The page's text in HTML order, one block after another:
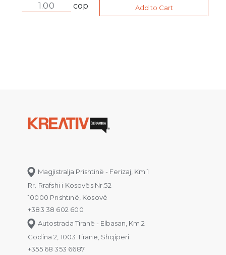
cop
Add to Cart
Magjistralja Prishtinë - Ferizaj, Km 1
Rr. Rrafshi i Kosovës Nr.52
10000 Prishtinë, Kosovë
+383 38 602 600
Autostrada Tiranë - Elbasan, Km 2
Godina 2, 1003 Tiranë, Shqipëri
+355 68 353 6687